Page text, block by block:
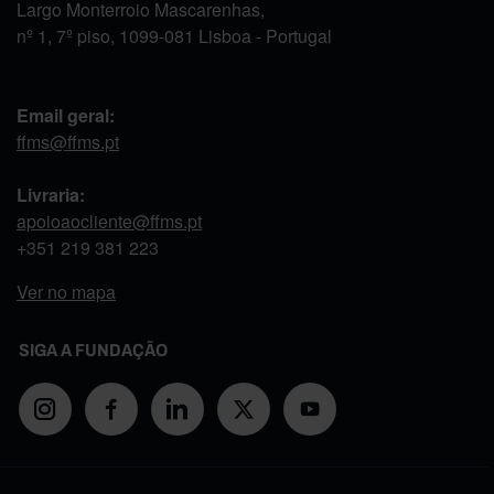
Largo Monterroio Mascarenhas,
nº 1, 7º piso, 1099-081 Lisboa - Portugal
Email geral:
ffms@ffms.pt
Livraria:
apoioaocliente@ffms.pt
+351 219 381 223
Ver no mapa
SIGA A FUNDAÇÃO